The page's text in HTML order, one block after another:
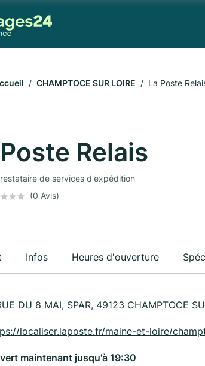
CHAMPTOCE SUR LOIRE La Poste
Relais
de services d'expédition
(0 Avis)
Infos Heures d'ouverture
DU 8 MAI, SPAR, 49123 CHAMPTOCE
localiser.laposte.fr/maine-et-loire/
maintenant jusqu'à 19:30